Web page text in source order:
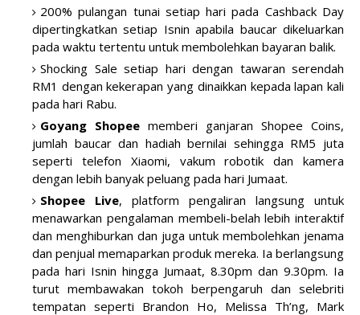
200% pulangan tunai setiap hari pada Cashback Day
dipertingkatkan setiap Isnin apabila baucar dikeluarkan
pada waktu tertentu untuk membolehkan bayaran balik.
Shocking Sale setiap hari dengan tawaran serendah
RM1 dengan kekerapan yang dinaikkan kepada lapan kali
pada hari Rabu.
Goyang Shopee memberi ganjaran Shopee Coins,
jumlah baucar dan hadiah bernilai sehingga RM5 juta
seperti telefon Xiaomi, vakum robotik dan kamera
dengan lebih banyak peluang pada hari Jumaat.
Shopee Live, platform pengaliran langsung untuk
menawarkan pengalaman membeli-belah lebih interaktif
dan menghiburkan dan juga untuk membolehkan jenama
dan penjual memaparkan produk mereka. Ia berlangsung
pada hari Isnin hingga Jumaat, 8.30pm dan 9.30pm. Ia
turut membawakan tokoh berpengaruh dan selebriti
tempatan seperti Brandon Ho, Melissa Th’ng, Mark